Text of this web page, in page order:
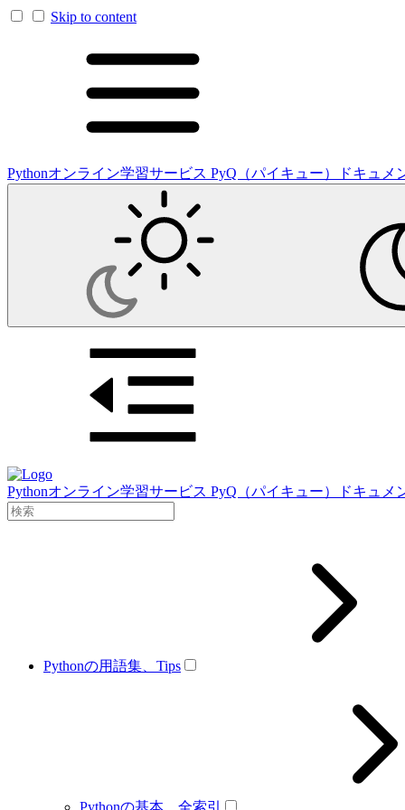
Skip to content
Pythonオンライン学習サービス PyQ（パイキュー）ドキュメ
Pythonオンライン学習サービス PyQ（パイキュー）ドキュメ
Pythonの用語集、Tips
Pythonの基本、全索引